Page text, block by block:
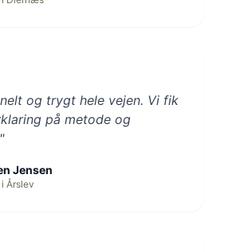
og trygt hele vejen. Vi fik
på metode og
Jensen
Årslev